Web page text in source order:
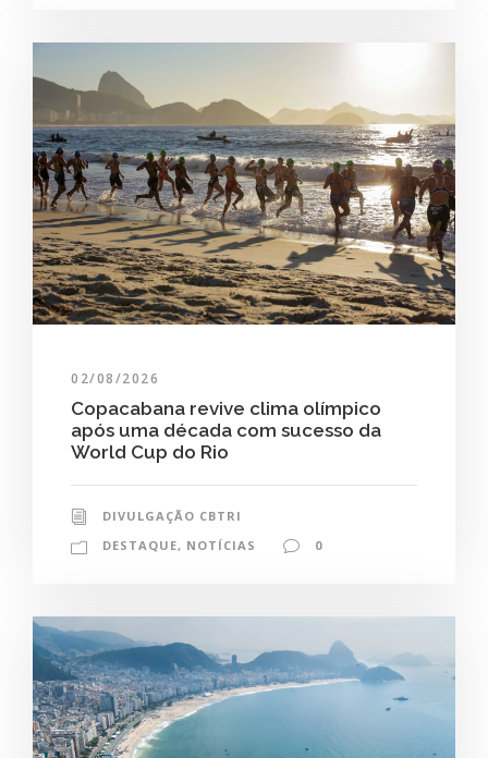
02/08/2026
Copacabana revive clima olímpico
após uma década com sucesso da
World Cup do Rio
DIVULGAÇÃO CBTRI
DESTAQUE, NOTÍCIAS 0